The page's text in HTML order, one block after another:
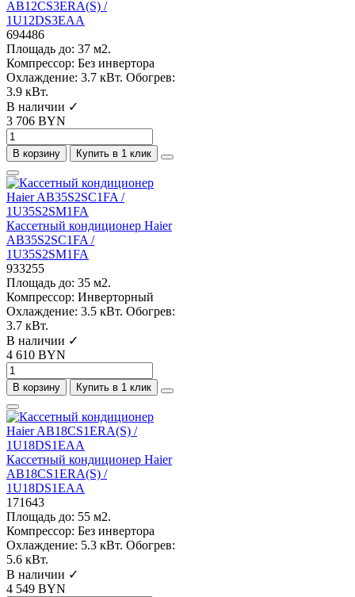
AB12CS3ERA(S) /
1U12DS3EAA
694486
Площадь до: 37 м2.
Компрессор: Без инвертора
Охлаждение: 3.7 кВт. Обогрев:
3.9 кВт.
В наличии ✓
3 706 BYN
В корзину Купить в 1 клик
Кассетный кондиционер Haier
AB35S2SC1FA /
1U35S2SM1FA
933255
Площадь до: 35 м2.
Компрессор: Инверторный
Охлаждение: 3.5 кВт. Обогрев:
3.7 кВт.
В наличии ✓
4 610 BYN
В корзину Купить в 1 клик
Кассетный кондиционер Haier
AB18CS1ERA(S) /
1U18DS1EAA
171643
Площадь до: 55 м2.
Компрессор: Без инвертора
Охлаждение: 5.3 кВт. Обогрев:
5.6 кВт.
В наличии ✓
4 549 BYN